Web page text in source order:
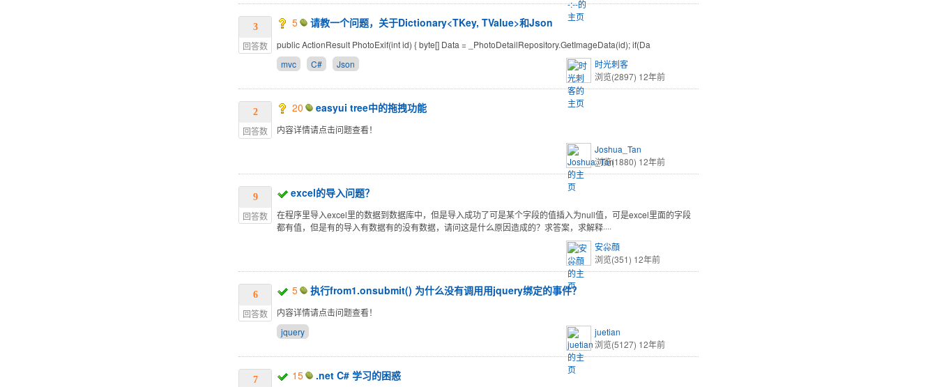
3
回答数
5 请教一个问题，关于Dictionary<TKey, TValue>和Json
public ActionResult PhotoExif(int id) { byte[] Data = _PhotoDetailRepository.GetImageData(id); if(Da
mvc
C# Json
时光刺客
浏览(2897) 12年前
2
回答数
20 easyui tree中的拖拽功能
内容详情请点击问题查看！
Joshua_Tan
浏览(1880) 12年前
9
回答数
excel的导入问题？
在程序里导入excel里的数据到数据库中，但是导入成功了可是某个字段的值插入为null值，可是excel里面的字段
都有值，但是有的导入有数据有的没有数据，请问这是什么原因造成的？求答案，求解释····
安尛顔
浏览(351) 12年前
6
回答数
5 执行from1.onsubmit() 为什么没有调用用jquery绑定的事件？
内容详情请点击问题查看！
jquery
juetian
浏览(5127) 12年前
7 15 .net C# 学习的困惑